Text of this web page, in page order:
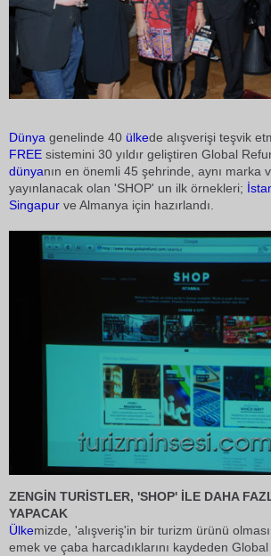
Dünya genelinde 40 ülkede alışverişi teşvik
FREE  sistemini 30 yıldır geliştiren Global
dünyanın en önemli 45 şehrinde, aynı marka
yayınlanacak olan 'SHOP' un ilk örnekleri;
Singapur ve Almanya için hazırlandı.
ZENGİN TURİSTLER, 'SHOP' İLE DAHA
YAPACAK
Ülkemizde, 'alışveriş'in bir turizm ürünü
emek ve çaba harcadıklarını kaydeden